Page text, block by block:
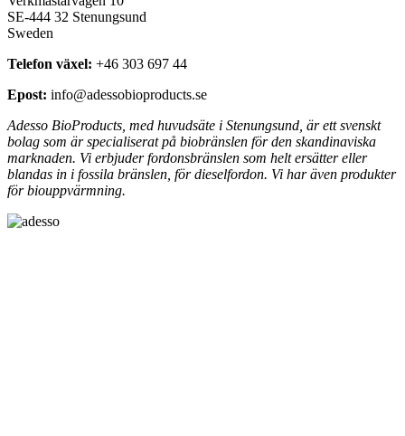
SE-444 32 Stenungsund
Sweden
Telefon växel: +46 303 697 44
Epost: info@adessobioproducts.se
Adesso BioProducts, med huvudsäte i Stenungsund, är ett svenskt
bolag som är specialiserat på biobränslen för den skandinaviska
marknaden. Vi erbjuder fordonsbränslen som helt ersätter eller
blandas in i fossila bränslen för dieselfordon. Vi har även produkter
för biouppvärmning.